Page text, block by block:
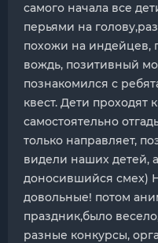
самого начала все
перьями на
похожи на индейцев,
вождь, позитивный
познакомился с
квест. Дети проходят
самостоятельно
только направляет,
видели наших детей,
доносившийся смех)
довольные! потом
праздник,было
разные конкурсы,